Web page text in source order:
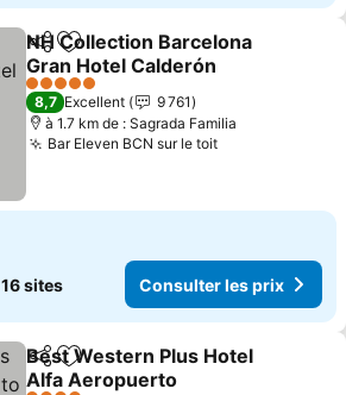
PartagerAjouter à mes favoris
NH Collection Barcelona
Gran Hotel Calderón
5 Étoiles
8,7 Excellent
9 761
à 1.7 km de : Sagrada Familia
Bar Eleven BCN sur le toit
16 sites Consulter les prix
PartagerAjouter à mes favoris
Best Western Plus Hotel
Alfa Aeropuerto